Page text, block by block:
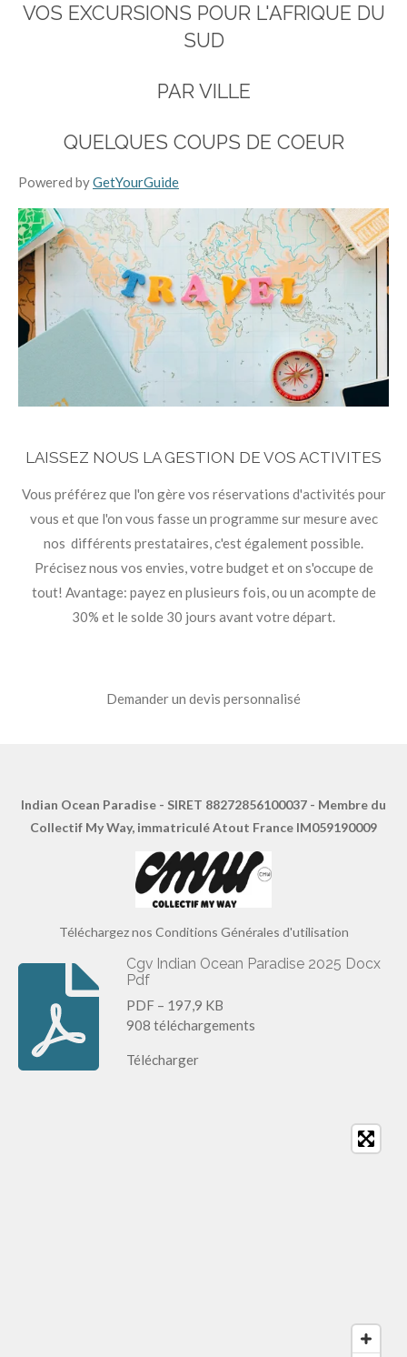
VOS EXCURSIONS POUR L'AFRIQUE DU
SUD
PAR VILLE
QUELQUES COUPS DE COEUR
Powered byGetYourGuide
LAISSEZ NOUS LA GESTION DE VOS ACTIVITES
Vous préférez que l'on gère vos réservations d'activités pour
vous et que l'on vous fasse un programme sur mesure avec
nos différents prestataires, c'est également possible.
Précisez nous vos envies, votre budget et on s'occupe de
tout! Avantage: payez en plusieurs fois, ou un acompte de
30% et le solde 30 jours avant votre départ.
Demander un devis personnalisé
Indian Ocean Paradise - SIRET 88272856100037 - Membre du
Collectif My Way, immatriculé Atout France IM059190009
Téléchargez nos Conditions Générales d'utilisation
Cgv Indian Ocean Paradise 2025 Docx
Pdf
PDF – 197,9 KB
908 téléchargements
Télécharger